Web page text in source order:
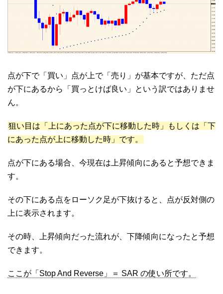
点が下で「買い」点が上で「売り」が基本ですが、ただ点
が下にあるから「買っとけば良い」という訳ではありませ
ん。
狙い目は「上にあった点が下に移動した時」もしくは「下
にあった点が上に移動した時」です。
点が下にある場合、今現在は上昇傾向にあると予想できま
す。
その下にある点をローソク足が下抜けると、点が反対側の
上に表示されます。
その時、上昇傾向だった流れが、下降傾向になったと予想
できます。
ここが「Stop And Reverse」＝ SAR の使い所です。